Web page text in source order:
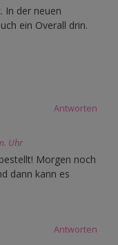
In der neuen
ein Overall drin.
Antworten
Uhr
Morgen noch
dann kann es
Antworten